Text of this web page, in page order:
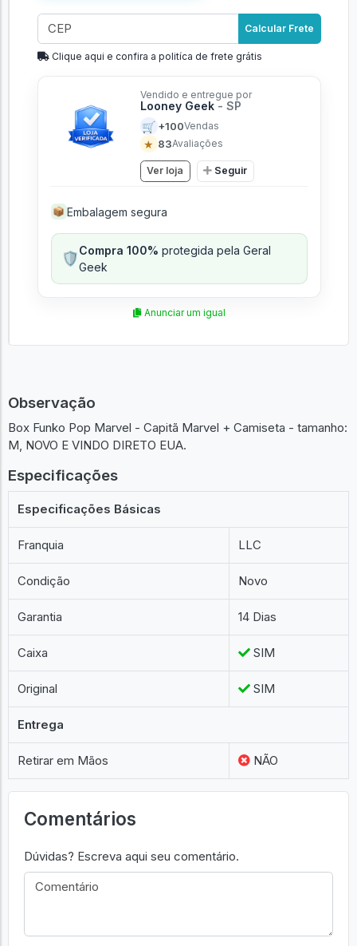
Calcular Frete
Clique aqui e confira a politíca de frete grátis
Vendido e entregue por
Looney Geek - SP
🛒 +100Vendas
★ 83Avaliações
Ver loja Seguir
📦 Embalagem segura
🛡️Compra 100% protegida pela Geral
Geek
Anunciar um igual
Observação
Box Funko Pop Marvel - Capitã Marvel + Camiseta - tamanho:
M, NOVO E VINDO DIRETO EUA.
Especificações
Especificações Básicas
Franquia LLC
Condição Novo
Garantia 14 Dias
Caixa SIM
Original SIM
Entrega
Retirar em Mãos NÃO
Comentários
Dúvidas? Escreva aqui seu comentário.